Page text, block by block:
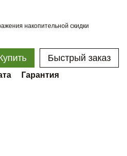
накопительной скидки
Быстрый заказ
Гарантия